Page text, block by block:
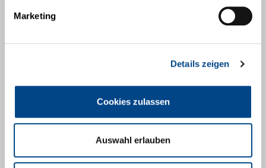
Marketing
Details zeigen
Cookies zulassen
Auswahl erlauben
info@zasche.de
Mitglied der Accuron Group
Accuron Industrial Technologies
zur Website
Folgen Sie uns!